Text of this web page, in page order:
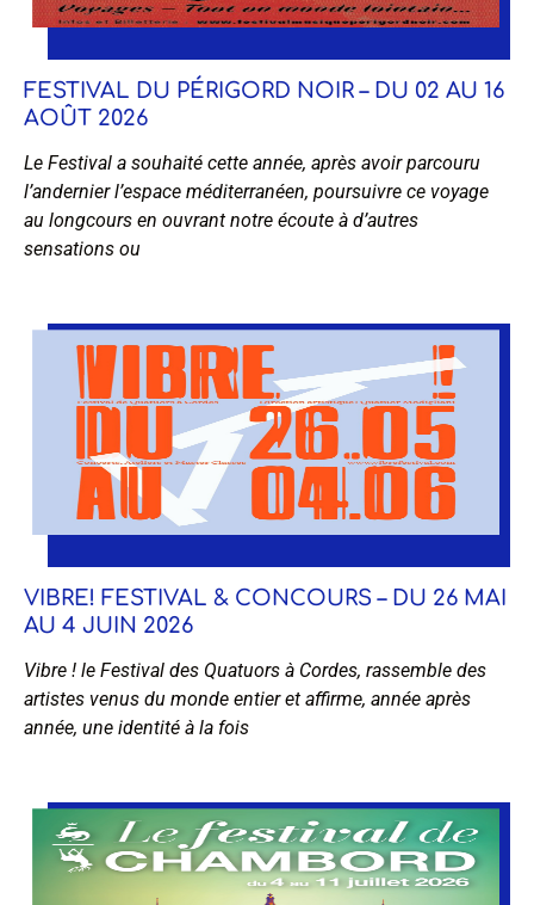
FESTIVAL DU PÉRIGORD NOIR – DU 02 AU 16
AOÛT 2026
Le Festival a souhaité cette année, après avoir parcouru
l’andernier l’espace méditerranéen, poursuivre ce voyage
au longcours en ouvrant notre écoute à d’autres
sensations ou
VIBRE! FESTIVAL & CONCOURS – DU 26 MAI
AU 4 JUIN 2026
Vibre ! le Festival des Quatuors à Cordes, rassemble des
artistes venus du monde entier et affirme, année après
année, une identité à la fois